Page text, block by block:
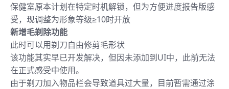
保健室原本计划在特定时机解锁，但为方便进度报告版感
受，现调整为形象等级≥10时开放
新增毛剃除功能
此时可以用剃刀自由修剪毛形状
该功能其实早已开发解决，但因未添加到UI中，此前无法
在正式感受中使用。
由于剃刀加入物品栏会导致道具过大量，目前暂需通过涂